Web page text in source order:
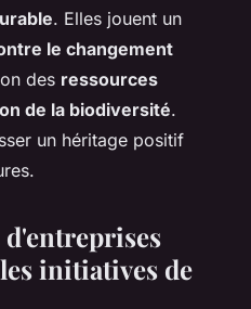
. Elles jouent un
le changement
des ressources
de la biodiversité.
un héritage positif
d'entreprises
initiatives de